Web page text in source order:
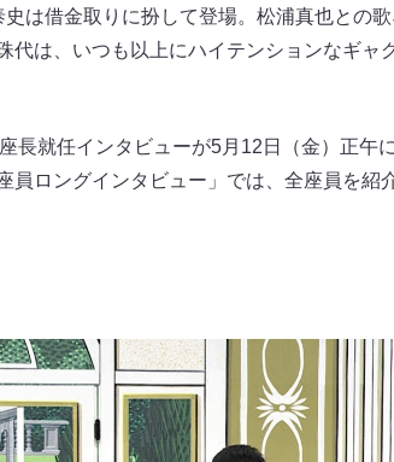
は借金取りに扮して登場。松浦真也との
代は、いつも以上にハイテンションなギャ
長就任インタビューが5月12日（金）正午
員ロングインタビュー」では、全座員を